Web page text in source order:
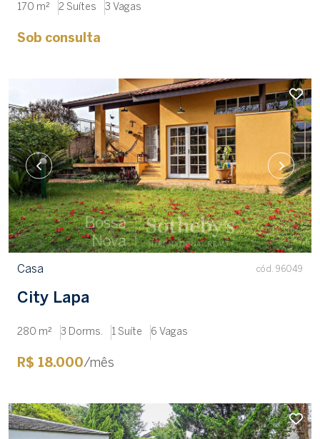
170 m² 2 Suítes 3 Vagas
Sob consulta
Casa cód. 96049
City Lapa
280 m² 3 Dorms. 1 Suíte 6 Vagas
R$ 18.000/mês